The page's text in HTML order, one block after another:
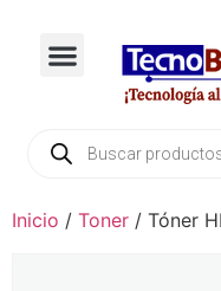
Inicio / Toner / Tóner